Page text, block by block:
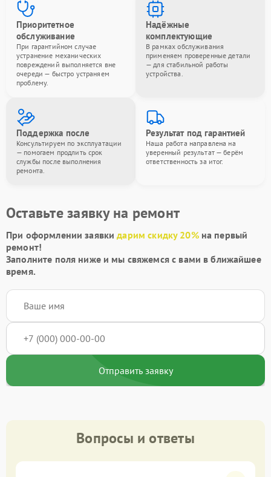
Приоритетное
обслуживание
При гарантийном случае
устранение механических
повреждений выполняется вне
очереди — быстро устраняем
проблему.
Надёжные
комплектующие
В рамках обслуживания
применяем проверенные детали
— для стабильной работы
устройства.
Поддержка после
Консультируем по эксплуатации
— помогаем продлить срок
службы после выполнения
ремонта.
Результат под гарантией
Наша работа направлена на
уверенный результат — берём
ответственность за итог.
Оставьте заявку на ремонт
При оформлении заявкидарим скидку 20%на первый
ремонт!
Заполните поля ниже и мы свяжемся с вами в ближайшее
время.
Отправить заявку
Вопросы и ответы